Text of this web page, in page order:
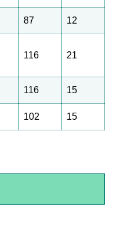
87 12
116 21
116 15
102 15